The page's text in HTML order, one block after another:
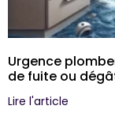
Urgence
de fuite ou
Lire l'article